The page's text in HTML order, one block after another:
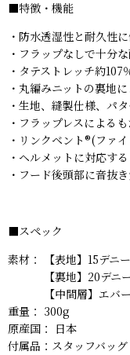
■特徴・機能
・防水透湿性と耐久性
・フラップなしで十分
・タテストレッチ約
・丸編みニットの裏地
・生地、縫製仕様、パ
・フラップレスによる
・リンクベント®(ファ
・ヘルメットに対応す
・フード後頭部に音抜
■スペック
素材： 【表地】15デニ
【裏地】20デニー
【中間層】エバー
重量： 300g
原産国： 日本
付属品：スタッフバッグ